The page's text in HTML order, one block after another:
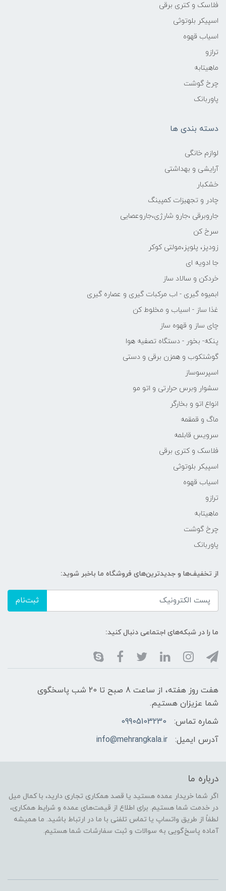
فلاسک و کتری برقی
اسپیکر بلوتوثی
اسیاب قهوه
ترازو
ماهیتابه
چرخ گوشت
پاوربانک
دسته بندی ها
لوازم خانگی
آرایشی و بهداشتی
خشکبار
چادر و تجهیزات کمپینگ
جاروبرقی ،جارو شارژی،جاروعصایی
سرخ کن
زودپز، پلوپز،مولتی کوکر
جا ادویه ای
خردکن و سالاد ساز
ابمیوه گیری - اب مرکبات گیری و عصاره گیری
غذا ساز - اسیاب و مخلوط کن
چای ساز و قهوه ساز
پنکه- بخور - دستگاه تصفیه هوا
گوشتکوب و همزن برقی و دستی
اسپرسوساز
سشوار وبرس حرارتی و اتو مو
انواع اتو و بخارگر
ماگ و قمقمه
سرویس قابلمه
فلاسک و کتری برقی
اسپیکر بلوتوثی
اسیاب قهوه
ترازو
ماهیتابه
چرخ گوشت
پاوربانک
از تخفیف‌ها و جدیدترین‌های فروشگاه ما باخبر شوید:
ثبت‌نام
ما را در شبکه‌های اجتماعی دنبال کنید:
هفت روز هفته، از ساعت 8 صبح تا 20 شب پاسخگوی
شما عزیزان هستیم.
شماره تماس:
09905103230
آدرس ایمیل:
info@mehrangkala.ir
درباره ما
اگر شما خریدار عمده هستید یا قصد همکاری تجاری دارید، با کمال میل
در خدمت شما هستیم. برای اطلاع از قیمت‌های عمده و شرایط همکاری،
لطفاً از طریق واتساپ یا تماس تلفنی با ما در ارتباط باشید. ما همیشه
آماده پاسخ‌گویی به سوالات و ثبت سفارشات شما هستیم.